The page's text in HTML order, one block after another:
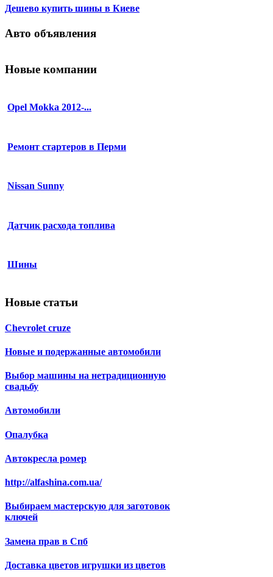
Дешево купить шины в Киеве
Авто объявления
Новые компании
Opel Mokka 2012-...
Ремонт стартеров в Перми
Nissan Sunny
Датчик расхода топлива
Шины
Новые статьи
Chevrolet сruze
Новые и подержанные автомобили
Выбор машины на нетрадиционную
свадьбу
Автомобили
Опалубка
Автокресла ромер
http://alfashina.com.ua/
Выбираем мастерскую для заготовок
ключей
Замена прав в Спб
Доставка цветов игрушки из цветов